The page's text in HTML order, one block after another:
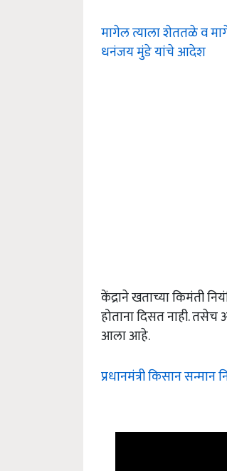
मागेल त्याला शेततळे व
धनंजय मुंडे यांचे आदेश
केंद्राने खताच्या किमंती
होताना दिसत नाही.
आला आहे.
प्रधानमंत्री किसान